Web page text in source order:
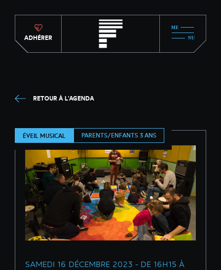
ADHÉRER
RETOUR À L'AGENDA
ÉVEIL MUSICAL PARENTS/ENFANTS 3 ANS
SAMEDI 16 DÉCEMBRE 2023 - DE 16H15 À